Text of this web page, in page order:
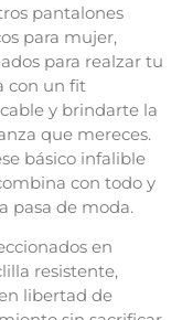
pantalones
para mujer,
para realzar tu
con un fit
y brindarte la
que mereces.
básico infalible
con todo y
pasa de moda.
en
resistente,
libertad de